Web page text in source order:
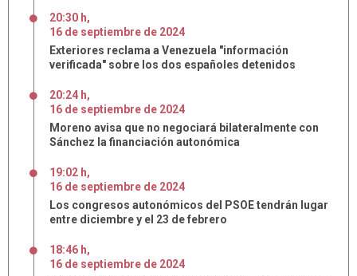
20:30 h,
16 de septiembre de 2024
Exteriores reclama a Venezuela "información
verificada" sobre los dos españoles detenidos
20:24 h,
16 de septiembre de 2024
Moreno avisa que no negociará bilateralmente con
Sánchez la financiación autonómica
19:02 h,
16 de septiembre de 2024
Los congresos autonómicos del PSOE tendrán lugar
entre diciembre y el 23 de febrero
18:46 h,
16 de septiembre de 2024